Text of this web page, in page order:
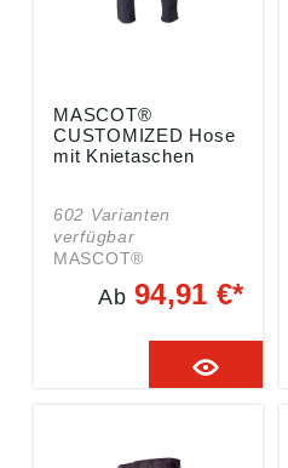
MASCOT®
CUSTOMIZED Hose
mit Knietaschen
602 Varianten
verfügbar
MASCOT®
CUSTOMIZED Hose
mit Knietaschen
s Stretchgewebe mit
geringem Gewicht und
FinishVorbereitet für
Ab94,91 €*